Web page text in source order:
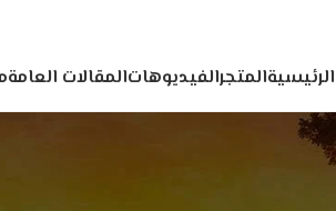
الرئيسيةالمتجرالفيديوهاتالمقالات العامة